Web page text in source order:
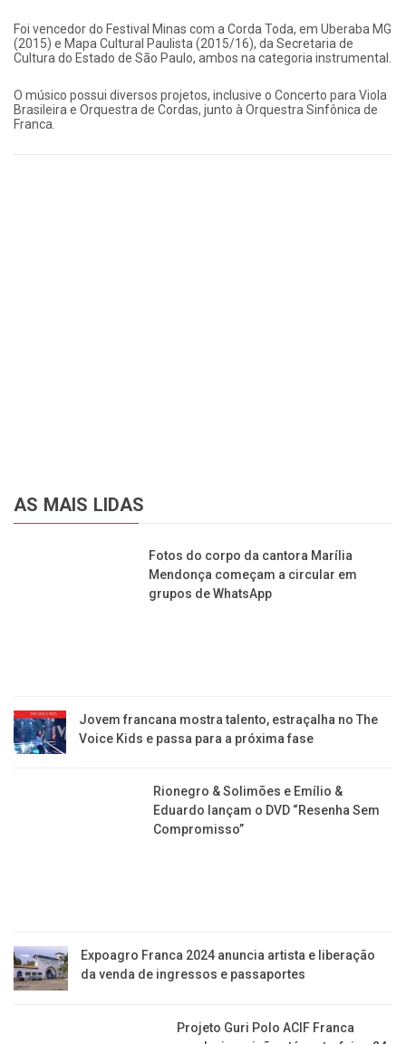
Foi vencedor do Festival Minas com a Corda Toda, em Uberaba MG
(2015) e Mapa Cultural Paulista (2015/16), da Secretaria de
Cultura do Estado de São Paulo, ambos na categoria instrumental.
O músico possui diversos projetos, inclusive o Concerto para Viola
Brasileira e Orquestra de Cordas, junto à Orquestra Sinfônica de
Franca.
AS MAIS LIDAS
Fotos do corpo da cantora Marília
Mendonça começam a circular em
grupos de WhatsApp
Jovem francana mostra talento, estraçalha no The
Voice Kids e passa para a próxima fase
Rionegro & Solimões e Emílio &
Eduardo lançam o DVD “Resenha Sem
Compromisso”
Expoagro Franca 2024 anuncia artista e liberação
da venda de ingressos e passaportes
Projeto Guri Polo ACIF Franca